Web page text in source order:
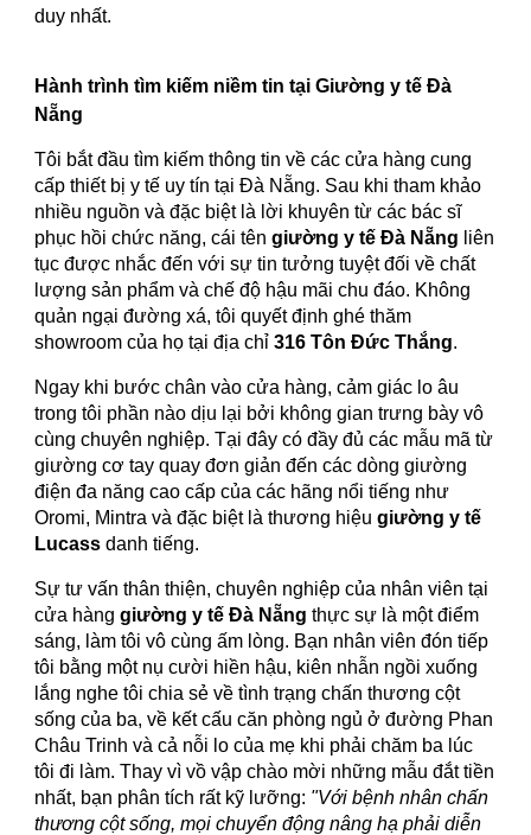
duy nhất.
Hành trình tìm kiếm niềm tin tại Giường y tế Đà
Nẵng
Tôi bắt đầu tìm kiếm thông tin về các cửa hàng cung
cấp thiết bị y tế uy tín tại Đà Nẵng. Sau khi tham khảo
nhiều nguồn và đặc biệt là lời khuyên từ các bác sĩ
phục hồi chức năng, cái têngiường y tế Đà Nẵng liên
tục được nhắc đến với sự tin tưởng tuyệt đối về chất
lượng sản phẩm và chế độ hậu mãi chu đáo. Không
quản ngại đường xá, tôi quyết định ghé thăm
showroom của họ tại địa chỉ316 Tôn Đức Thắng.
Ngay khi bước chân vào cửa hàng, cảm giác lo âu
trong tôi phần nào dịu lại bởi không gian trưng bày vô
cùng chuyên nghiệp. Tại đây có đầy đủ các mẫu mã từ
giường cơ tay quay đơn giản đến các dòng giường
điện đa năng cao cấp của các hãng nổi tiếng như
Oromi, Mintra và đặc biệt là thương hiệugiường y tế
Lucass danh tiếng.
Sự tư vấn thân thiện, chuyên nghiệp của nhân viên tại
cửa hànggiường y tế Đà Nẵng thực sự là một điểm
sáng, làm tôi vô cùng ấm lòng. Bạn nhân viên đón tiếp
tôi bằng một nụ cười hiền hậu, kiên nhẫn ngồi xuống
lắng nghe tôi chia sẻ về tình trạng chấn thương cột
sống của ba, về kết cấu căn phòng ngủ ở đường Phan
Châu Trinh và cả nỗi lo của mẹ khi phải chăm ba lúc
tôi đi làm. Thay vì vồ vập chào mời những mẫu đắt tiền
nhất, bạn phân tích rất kỹ lưỡng: "Với bệnh nhân chấn
thương cột sống, mọi chuyển động nâng hạ phải diễn